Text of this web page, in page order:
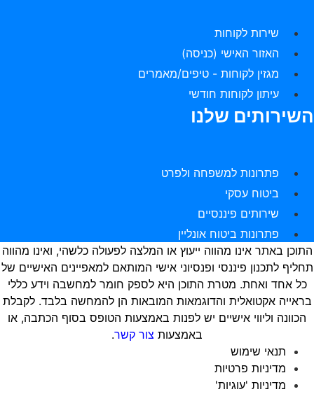
שירות לקוחות
האזור האישי (כניסה)
מגזין לקוחות - טיפים/מאמרים
עיתון לקוחות חודשי
שלנו
פתרונות למשפחה ולפרט
ביטוח עסקי
שירותים פיננסיים
פתרונות ביטוח אונליין
באתר אינו מהווה ייעוץ או המלצה לפעולה כלשהי, ואינו מהווה
לתכנון פיננסי ופנסיוני אישי המותאם למאפיינים האישיים של
כל אחד ואחת. מטרת התוכן היא לספק חומר למחשבה וידע כללי
בראייה אקטואלית והדוגמאות המובאות הן להמחשה בלבד. לקבלת
הכוונה וליווי אישיים יש לפנות באמצעות הטופס בסוף הכתבה, או
באמצעות צור קשר.
תנאי שימוש
מדיניות פרטיות
מדיניות 'עוגיות'